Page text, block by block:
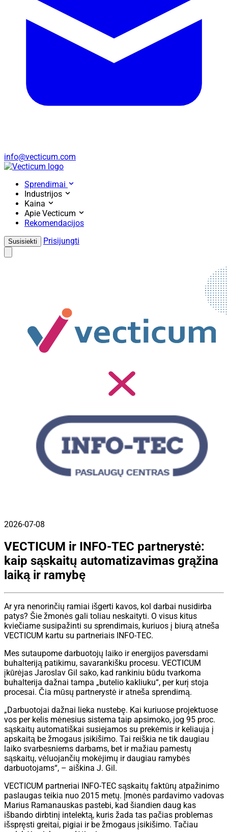
info@vecticum.com
Home
Sprendimai
Industrijos
Kaina
Apie Vecticum
Rekomendacijos
Susisiekti Prisijungti
2026-07-08
VECTICUM ir INFO-TEC partnerystė:
kaip sąskaitų automatizavimas grąžina
laiką ir ramybę
Ar yra nenorinčių ramiai išgerti kavos, kol darbai nusidirba
patys? Šie žmonės gali toliau neskaityti. O visus kitus
kviečiame susipažinti su sprendimais, kuriuos į biurą atneša
VECTICUM kartu su partneriais INFO-TEC.
Mes sutaupome darbuotojų laiko ir energijos paversdami
buhalteriją patikimu, savarankišku procesu. VECTICUM
įkūrėjas Jaroslav Gil sako, kad rankiniu būdu tvarkoma
buhalterija dažnai tampa „butelio kakliuku“, per kurį stoja
procesai. Čia mūsų partnerystė ir atneša sprendimą.
„Darbuotojai dažnai lieka nustebę. Kai kuriuose projektuose
vos per kelis mėnesius sistema taip apsimoko, jog 95 proc.
sąskaitų automatiškai susiejamos su prekėmis ir keliauja į
apskaitą be žmogaus įsikišimo. Tai reiškia ne tik daugiau
laiko svarbesniems darbams, bet ir mažiau pamestų
sąskaitų, vėluojančių mokėjimų ir daugiau ramybės
darbuotojams“, – aiškina J. Gil.
VECTICUM partneriai INFO-TEC sąskaitų faktūrų atpažinimo
paslaugas teikia nuo 2015 metų. Įmonės pardavimo vadovas
Marius Ramanauskas pastebi, kad šiandien daug kas
išbando dirbtinį intelektą, kuris žada tas pačias problemas
išspręsti greitai, pigiai ir be žmogaus įsikišimo. Tačiau